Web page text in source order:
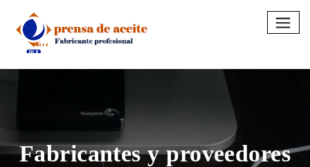
content
Fabricantes y proveedores